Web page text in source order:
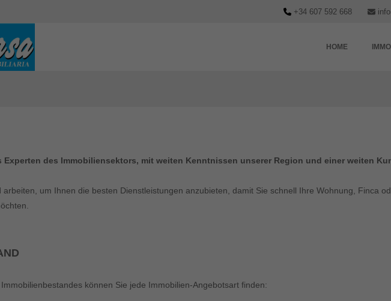
+34 607 592 668
HOME
Experten des Immobiliensektors, mit weiten Kenntnissen unserer Region und einer weiten
um Ihnen die besten Dienstleistungen anzubieten, damit Sie schnell Ihre Wohnung, Finca
können Sie jede Immobilien-Angebotsart finden: